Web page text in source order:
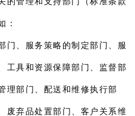
：
门、服务策略的制定部门、服
工具和资源保障部门、监督部
理部门、配送和维修执行部
废弃品处置部门、客户关系维